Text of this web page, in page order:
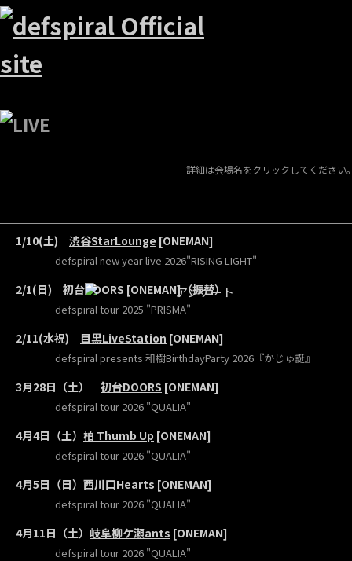
詳細は会場名をクリックしてください
1/10(土) 渋谷StarLounge [ONEMAN]
defspiral new year live 2026"RISING LIGHT"
2/1(日) 初台DOORS [ONEMAN]（振替）
defspiral tour 2025 "PRISMA"
2/11(水祝) 目黒LiveStation [ONEMAN]
defspiral presents 和樹BirthdayParty 2026『かじゅ誕』
3月28日（土） 初台DOORS [ONEMAN]
defspiral tour 2026 "QUALIA"
4月4日（土） 柏 Thumb Up [ONEMAN]
defspiral tour 2026 "QUALIA"
4月5日（日） 西川口Hearts [ONEMAN]
defspiral tour 2026 "QUALIA"
4月11日（土） 岐阜柳ケ瀬ants [ONEMAN]
defspiral tour 2026 "QUALIA"